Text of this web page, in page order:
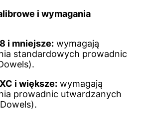
i wymagania
i mniejsze: wymagają
standardowych prowadnic
i większe: wymagają
prowadnic utwardzanych